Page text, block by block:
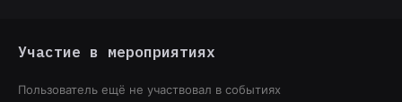
Участие в мероприятиях
Пользователь ещё не участвовал в событиях